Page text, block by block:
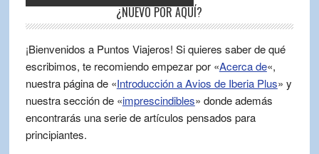
¿NUEVO POR AQUÍ?
¡Bienvenidos a Puntos Viajeros! Si quieres saber de qué
escribimos, te recomiendo empezar por «Acerca de«,
nuestra página de «Introducción a Avios de Iberia Plus» y
nuestra sección de «imprescindibles» donde además
encontrarás una serie de artículos pensados para
principiantes.